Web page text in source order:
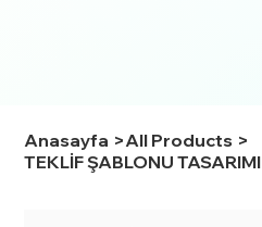
Anasayfa >All Products >
TEKLİF ŞABLONU TASARIMI